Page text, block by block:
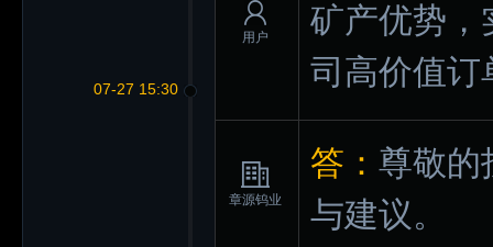
07-27 15:30
用户
矿产优势，
司高价值订
章源钨业
答： 尊敬的
与建议。